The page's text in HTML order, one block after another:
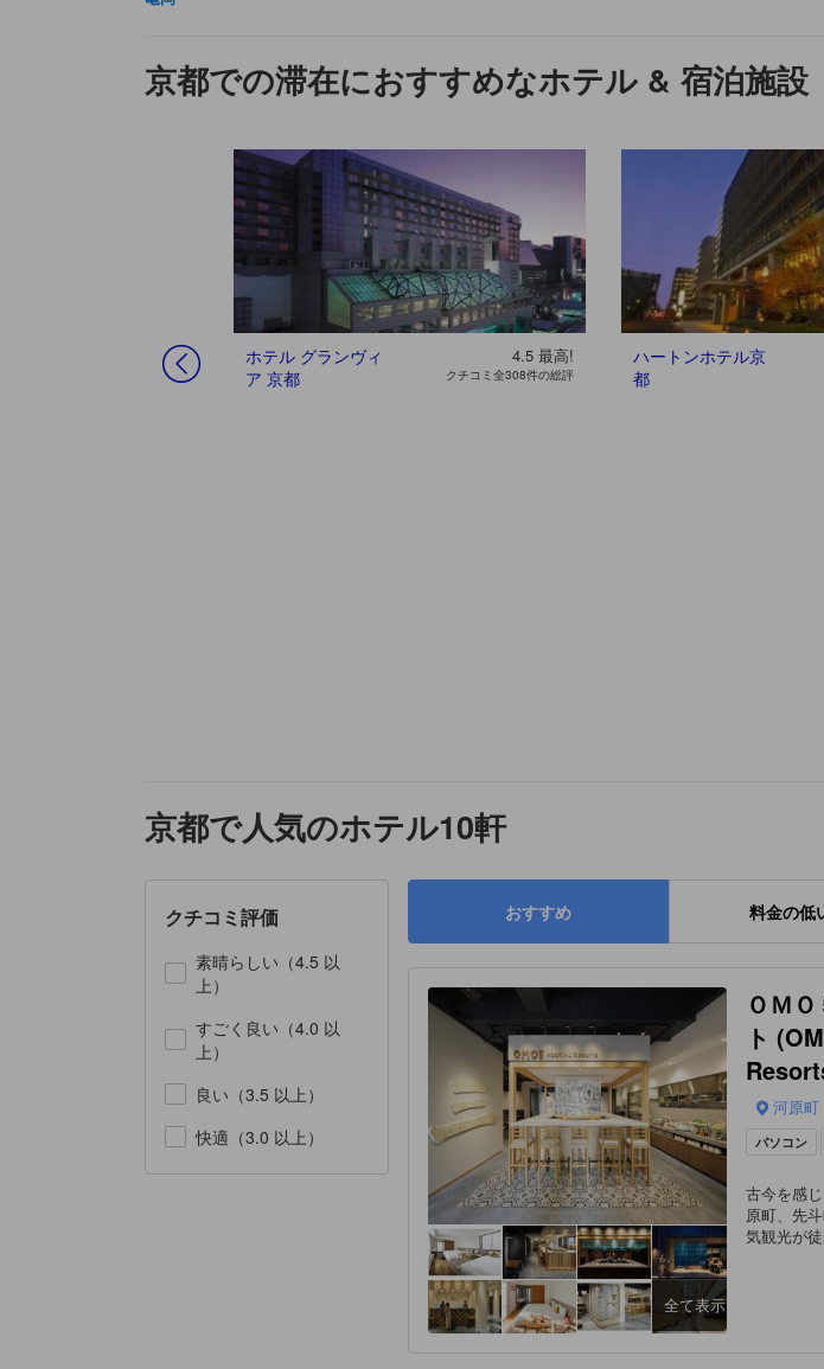
京都での滞在におすすめなホテル & 宿泊施設
ホテル グランヴィ
ア 京都
4.5 最高!
クチコミ全308件の総評
ハートンホテル京
都
すごく良い
クチコミ全581件の総評
京都で人気のホテル10軒
クチコミ評価
素晴らしい（4.5 以
上）
すごく良い（4.0 以
上）
良い（3.5 以上）
快適（3.0 以上）
おすすめ 料金の低
全て表示
ＯＭ
ト
河原
パソコン
古今を感
原町、先
気観光が徒